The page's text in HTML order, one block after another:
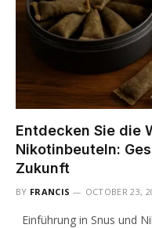
Entdecken Sie die
Nikotinbeuteln:
Zukunft
BY FRANCIS OCTOBER 23,
Einführung in Snus und